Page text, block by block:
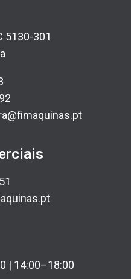
5130-301
| 14:00–18:00